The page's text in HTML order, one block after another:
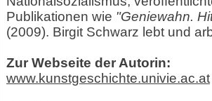
Publikationen wie "Geniewahn.
(2009). Birgit Schwarz lebt und
Zur Webseite der Autorin:
www.kunstgeschichte.univie.ac.at